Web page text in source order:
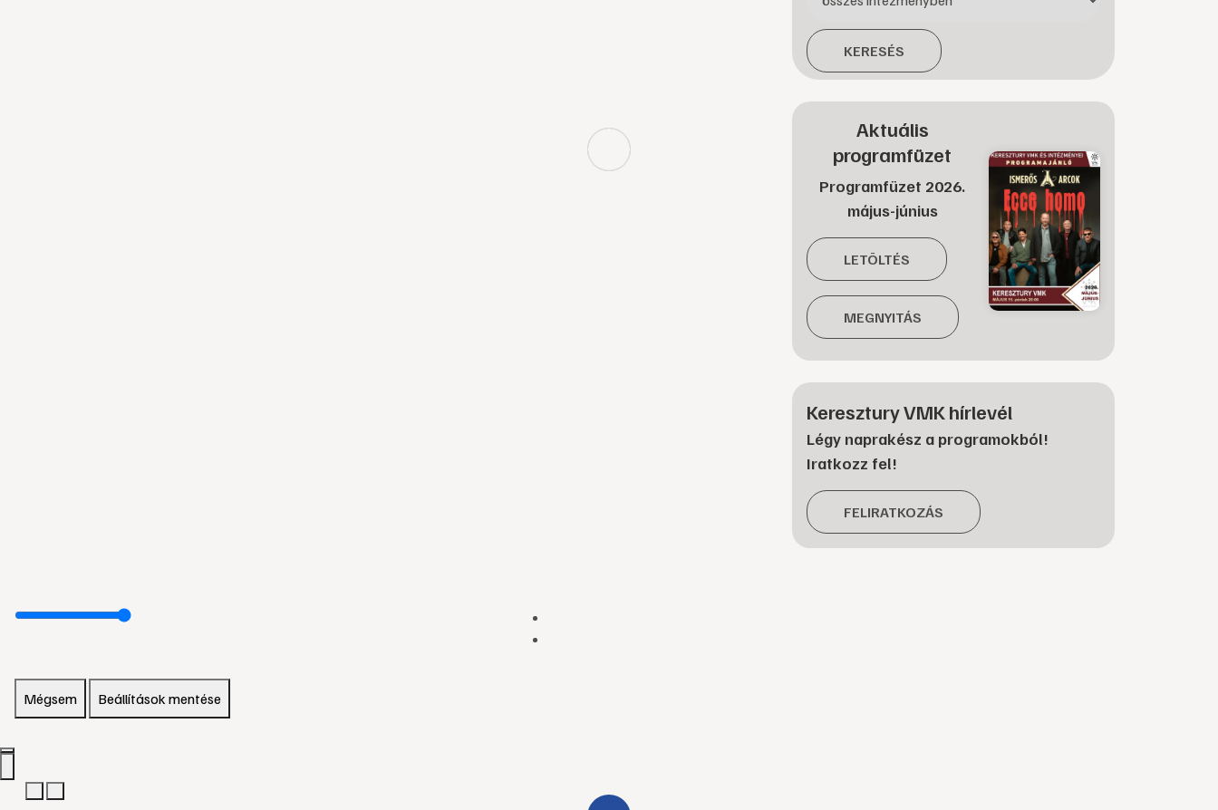
KERESÉS
Aktuális
programfüzet
Programfüzet 2026.
május-június
LETÖLTÉS
MEGNYITÁS
Keresztury VMK hírlevél
Légy naprakész a programokból!
Iratkozz fel!
FELIRATKOZÁS
Mégsem Beállítások mentése